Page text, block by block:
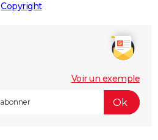
Copyright
Voir un exemple